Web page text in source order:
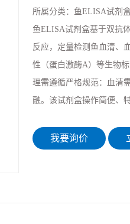
所属分类： 鱼ELISA试剂
鱼ELISA试剂盒基于双抗
反应，定量检测鱼血清、
性（蛋白激酶A）等生物
理需遵循严格规范：血清
融。该试剂盒操作简便、
我要询价